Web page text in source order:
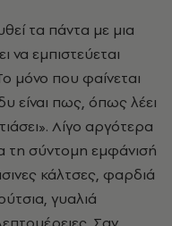
να εμπιστεύεται
μόνο που φαίνεται
είναι πως, όπως λέει
Λίγο αργότερα
τη σύντομη εμφάνισή
κάλτσες, φαρδιά
γυαλιά